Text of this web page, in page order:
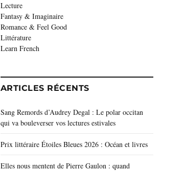
Lecture
Fantasy & Imaginaire
Romance & Feel Good
Littérature
Learn French
ARTICLES RÉCENTS
Sang Remords d’Audrey Degal : Le polar occitan
qui va bouleverser vos lectures estivales
Prix littéraire Étoiles Bleues 2026 : Océan et livres
Elles nous mentent de Pierre Gaulon : quand